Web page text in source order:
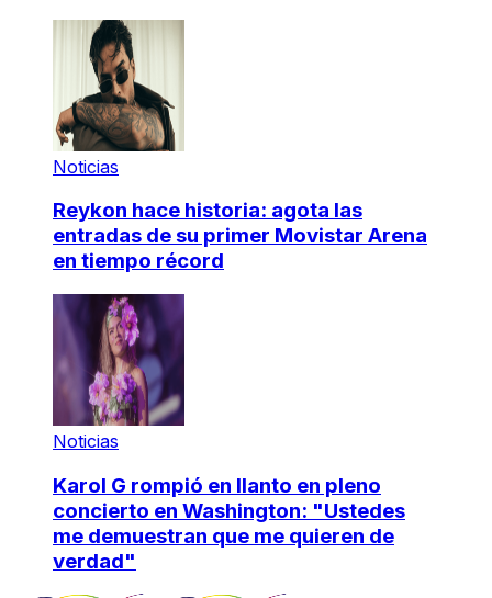
Noticias
Reykon hace historia: agota las
entradas de su primer Movistar Arena
en tiempo récord
Noticias
Karol G rompió en llanto en pleno
concierto en Washington: "Ustedes
me demuestran que me quieren de
verdad"